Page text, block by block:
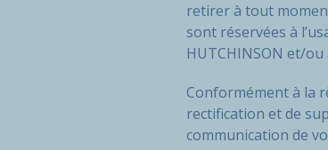
retirer à tout
sont réservées à
HUTCHINSON et/
Conformément à la
rectification et de
communication de